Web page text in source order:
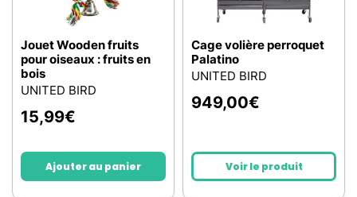
Jouet Wooden fruits
pour oiseaux : fruits en
bois
UNITED BIRD
15,99€
Ajouter au panier
Cage volière perroquet
Palatino
UNITED BIRD
949,00€
Voir le produit